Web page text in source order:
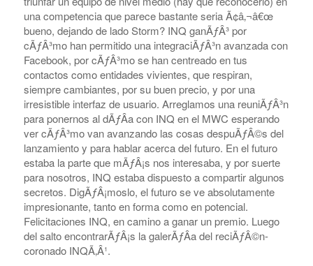
una competencia que parece bastante seria Ã¢â‚¬â€œ
bueno, dejando de lado Storm? INQ ganÃƒÂ³ por
cÃƒÂ³mo han permitido una integraciÃƒÂ³n avanzada con
Facebook, por cÃƒÂ³mo se han centreado en tus
contactos como entidades vivientes, que respiran,
siempre cambiantes, por su buen precio, y por una
irresistible interfaz de usuario. Arreglamos una reuniÃƒÂ³n
para ponernos al dÃƒÂ­a con INQ en el MWC esperando
ver cÃƒÂ³mo van avanzando las cosas despuÃƒÂ©s del
lanzamiento y para hablar acerca del futuro. En el futuro
estaba la parte que mÃƒÂ¡s nos interesaba, y por suerte
para nosotros, INQ estaba dispuesto a compartir algunos
secretos. DigÃƒÂ¡moslo, el futuro se ve absolutamente
impresionante, tanto en forma como en potencial.
Felicitaciones INQ, en camino a ganar un premio. Luego
del salto encontrarÃƒÂ¡s la galerÃƒÂ­a del reciÃƒÂ©n-
coronado INQÃ‚Â¹.